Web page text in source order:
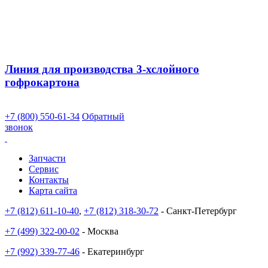
Линия для производства 3-хслойного
гофрокартона
+7 (800) 550-61-34 Обратный
звонок
Запчасти
Сервис
Контакты
Карта сайта
+7 (812) 611-10-40, +7 (812) 318-30-72 - Санкт-Петербург
+7 (499) 322-00-02 - Москва
+7 (992) 339-77-46 - Екатеринбург